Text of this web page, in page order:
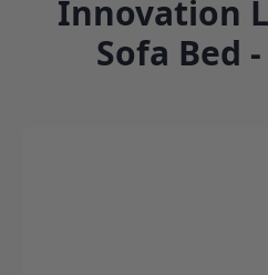
Innovation
Sofa Bed